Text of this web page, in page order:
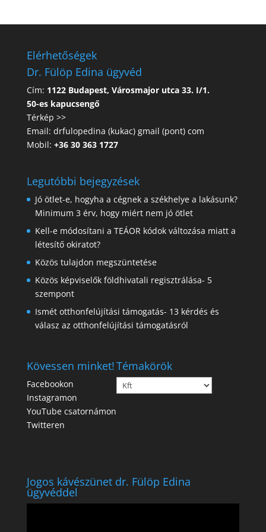
Elérhetőségek
Dr. Fülöp Edina ügyvéd
Cím: 1122 Budapest, Városmajor utca 33. I/1.
50-es kapucsengő
Térkép >>
Email: drfulopedina (kukac) gmail (pont) com
Mobil: +36 30 363 1727
Legutóbbi bejegyzések
Jó ötlet-e, hogyha a cégnek a székhelye a lakásunk?
Minimum 3 érv, hogy miért nem jó ötlet
Kell-e módosítani a TEÁOR kódok változása miatt a
létesítő okiratot?
Közös tulajdon megszüntetése
Közös képviselők földhivatali regisztrálása- 5
szempont
Ismét otthonfelújítási támogatás- 13 kérdés és
válasz az otthonfelújítási támogatásról
Kövessen minket!
Facebookon
Instagramon
YouTube csatornámon
Twitteren
Témakörök
Témakörök
Jogos kávészünet dr. Fülöp Edina
ügyvéddel